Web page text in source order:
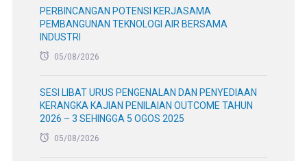
PERBINCANGAN POTENSI KERJASAMA
PEMBANGUNAN TEKNOLOGI AIR BERSAMA
INDUSTRI
05/08/2026
SESI LIBAT URUS PENGENALAN DAN PENYEDIAAN
KERANGKA KAJIAN PENILAIAN OUTCOME TAHUN
2026 – 3 SEHINGGA 5 OGOS 2025
05/08/2026